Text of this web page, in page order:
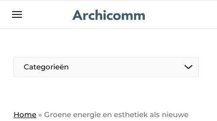
NL be-FR
Categorieën
Home » Groene energie en esthetiek als nieuwe